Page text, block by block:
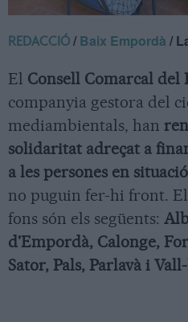
REDACCIÓ /Baix Empordà /
El Consell Comarcal del
companyia gestora del
mediambientals, han
solidaritat adreçat a
a les persones en
no puguin fer-hi front.
fons són els següents:
d'Empordà, Calonge,
Sator, Pals, Parlavà i